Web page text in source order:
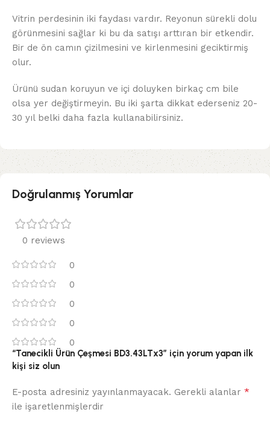
Vitrin perdesinin iki faydası vardır. Reyonun sürekli dolu
görünmesini sağlar ki bu da satışı arttıran bir etkendir.
Bir de ön camın çizilmesini ve kirlenmesini geciktirmiş
olur.
Ürünü sudan koruyun ve içi doluyken birkaç cm bile
olsa yer değiştirmeyin. Bu iki şarta dikkat ederseniz 20-
30 yıl belki daha fazla kullanabilirsiniz.
Doğrulanmış Yorumlar
0 reviews
0
0
0
0
0
“Tanecikli Ürün Çeşmesi BD3.43LTx3” için yorum yapan ilk
kişi siz olun
E-posta adresiniz yayınlanmayacak. Gerekli alanlar *
ile işaretlenmişlerdir